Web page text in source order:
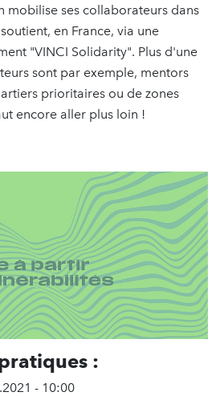
mobilise ses collaborateurs dans
en France, via une
"VINCI Solidarity". Plus d'une
sont par exemple, mentors
prioritaires ou de zones
encore aller plus loin !
:
- 10:00